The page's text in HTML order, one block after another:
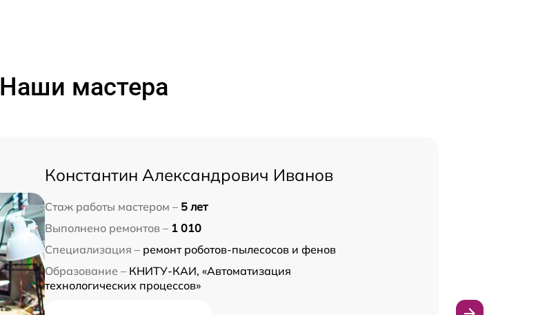
Наши мастера
Константин Александрович Иванов
Стаж работы мастером – 5 лет
Выполнено ремонтов – 1 010
Специализация – ремонт роботов-пылесосов и фенов
Образование – КНИТУ-КАИ, «Автоматизация
технологических процессов»